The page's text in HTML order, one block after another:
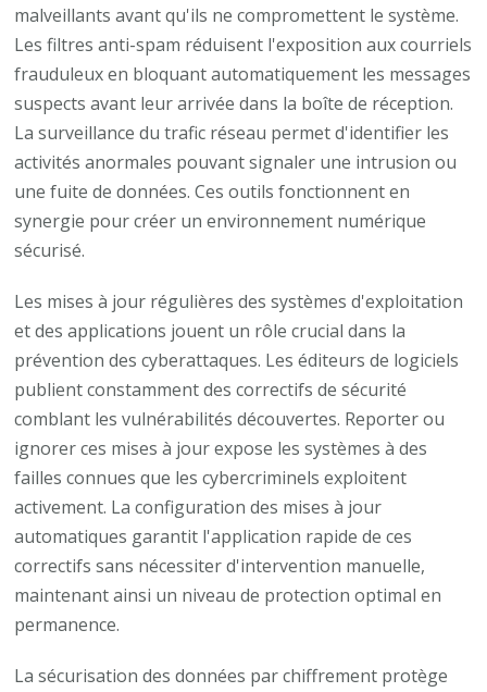
malveillants avant qu'ils ne compromettent le système.
Les filtres anti-spam réduisent l'exposition aux courriels
frauduleux en bloquant automatiquement les messages
suspects avant leur arrivée dans la boîte de réception.
La surveillance du trafic réseau permet d'identifier les
activités anormales pouvant signaler une intrusion ou
une fuite de données. Ces outils fonctionnent en
synergie pour créer un environnement numérique
sécurisé.
Les mises à jour régulières des systèmes d'exploitation
et des applications jouent un rôle crucial dans la
prévention des cyberattaques. Les éditeurs de logiciels
publient constamment des correctifs de sécurité
comblant les vulnérabilités découvertes. Reporter ou
ignorer ces mises à jour expose les systèmes à des
failles connues que les cybercriminels exploitent
activement. La configuration des mises à jour
automatiques garantit l'application rapide de ces
correctifs sans nécessiter d'intervention manuelle,
maintenant ainsi un niveau de protection optimal en
permanence.
La sécurisation des données par chiffrement protège